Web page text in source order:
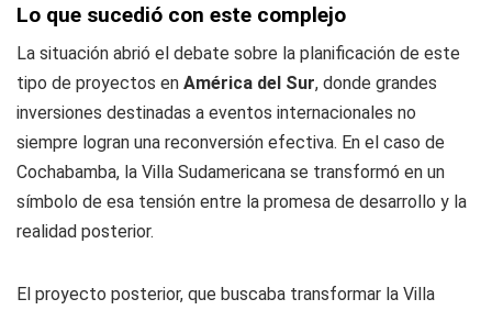
Lo que sucedió con este complejo
La situación abrió el debate sobre la planificación de este
tipo de proyectos en América del Sur, donde grandes
inversiones destinadas a eventos internacionales no
siempre logran una reconversión efectiva. En el caso de
Cochabamba, la Villa Sudamericana se transformó en un
símbolo de esa tensión entre la promesa de desarrollo y la
realidad posterior.
El proyecto posterior, que buscaba transformar la Villa